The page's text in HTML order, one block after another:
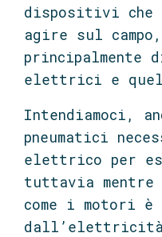
dispositivi che
agire sul
elettrici e
Intendiamoci,
pneumatici
elettrico per
tuttavia
come i motori
dall’elettricità